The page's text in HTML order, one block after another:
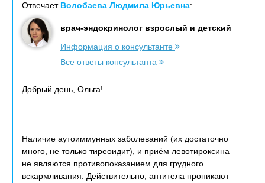
Отвечает Волобаева Людмила Юрьевна:
врач-эндокринолог взрослый и детский
Информация о консультанте
Все ответы консультанта
Добрый день, Ольга!
Наличие аутоиммунных заболеваний (их достаточно
много, не только тиреоидит), и приём левотироксина
не являются противопоказанием для грудного
вскармливания. Действительно, антитела проникают